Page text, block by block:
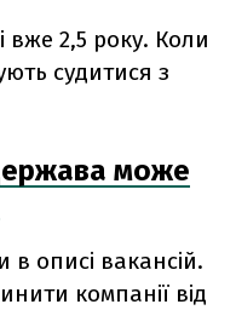
вже 2,5 року. Коли
судитися з
може
в описі вакансій.
компанії від